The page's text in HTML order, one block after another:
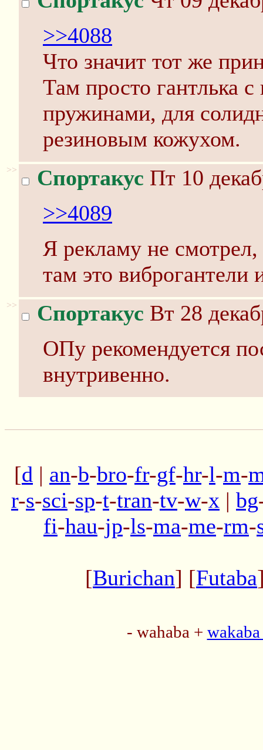
>>4088
Что значит тот же
Там просто гантлька
пружинами, для
резиновым кожухом.
>> Спортакус Пт 10
>>4089
Я рекламу не
там это виброгантели
>> Спортакус Вт 28
ОПу рекомендуется
внутривенно.
[d | an-b-bro-fr-gf-hr-l-m-
r-s-sci-sp-t-tran-tv-w-x | bg
fi-hau-jp-ls-ma-me-rm-
[Burichan] [Futaba
- wahaba +